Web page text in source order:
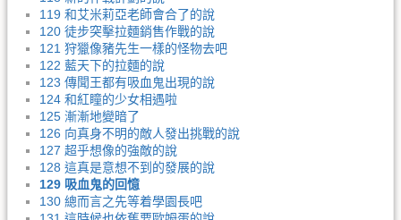
119 和艾米莉亞老師會合了的說
120 徒步突擊拉麵銷售作戰的說
121 狩獵像豬先生一樣的怪物去吧
122 藍天下的拉麵的說
123 傳聞王都有吸血鬼出現的說
124 和紅瞳的少女相遇啦
125 漸漸地變暗了
126 向真身不明的敵人發出挑戰的說
127 超乎想像的強敵的說
128 這真是意想不到的發展的說
129 吸血鬼的回憶
130 總而言之先等着學園長吧